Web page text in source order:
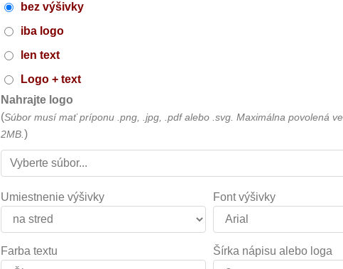
bez výšivky
iba logo
len text
Logo + text
Nahrajte logo
(Súbor musí mať príponu .png, .jpg, .pdf alebo .svg. Maximálna povolená
2MB. )
Umiestnenie výšivky Font výšivky
Farba textu Šírka nápisu alebo loga